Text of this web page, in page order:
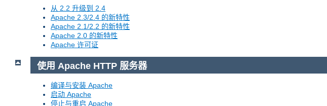
从 2.2 升级到 2.4
Apache 2.3/2.4 的新特性
Apache 2.1/2.2 的新特性
Apache 2.0 的新特性
Apache 许可证
使用 Apache HTTP 服务器
编译与安装 Apache
启动 Apache
停止与重启 Apache